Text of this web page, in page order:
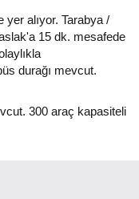
yer alıyor. Tarabya /
15 dk. mesafede
durağı mevcut.
300 araç kapasiteli